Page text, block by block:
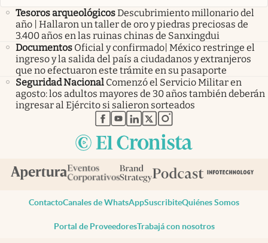
Tesoros arqueológicosDescubrimiento millonario del
año | Hallaron un taller de oro y piedras preciosas de
3.400 años en las ruinas chinas de Sanxingdui
Documentos Oficial y confirmado| México restringe el
ingreso y la salida del país a ciudadanos y extranjeros
que no efectuaron este trámite en su pasaporte
Seguridad Nacional Comenzó el Servicio Militar en
agosto: los adultos mayores de 30 años también deberán
ingresar al Ejército si salieron sorteados
abre en nueva pestaña
abre en nueva pestaña
abre en nueva pestaña
abre en nueva pestaña
abre en nueva pestaña
ContactoCanales de WhatsAppSuscribiteQuiénes Somos
Portal de ProveedoresTrabajá con nosotros